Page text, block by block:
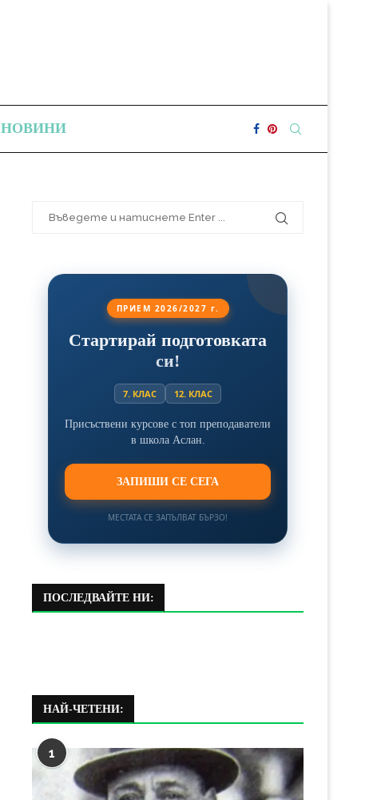
НОВИНИ
ПРИЕМ 2026/2027 г.
Стартирай подготовката
си!
7. КЛАС 12. КЛАС
Присъствени курсове с топ преподаватели
в школа Аслан.
ЗАПИШИ СЕ СЕГА
МЕСТАТА СЕ ЗАПЪЛВАТ БЪРЗО!
ПОСЛЕДВАЙТЕ НИ:
НАЙ-ЧЕТЕНИ:
1